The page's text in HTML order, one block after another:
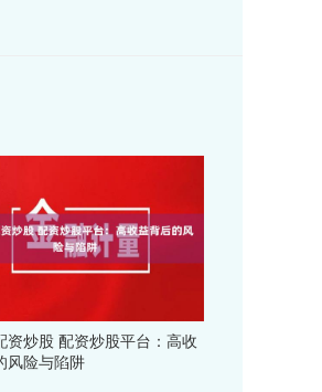
资炒股 配资炒股平台：高收
风险与陷阱